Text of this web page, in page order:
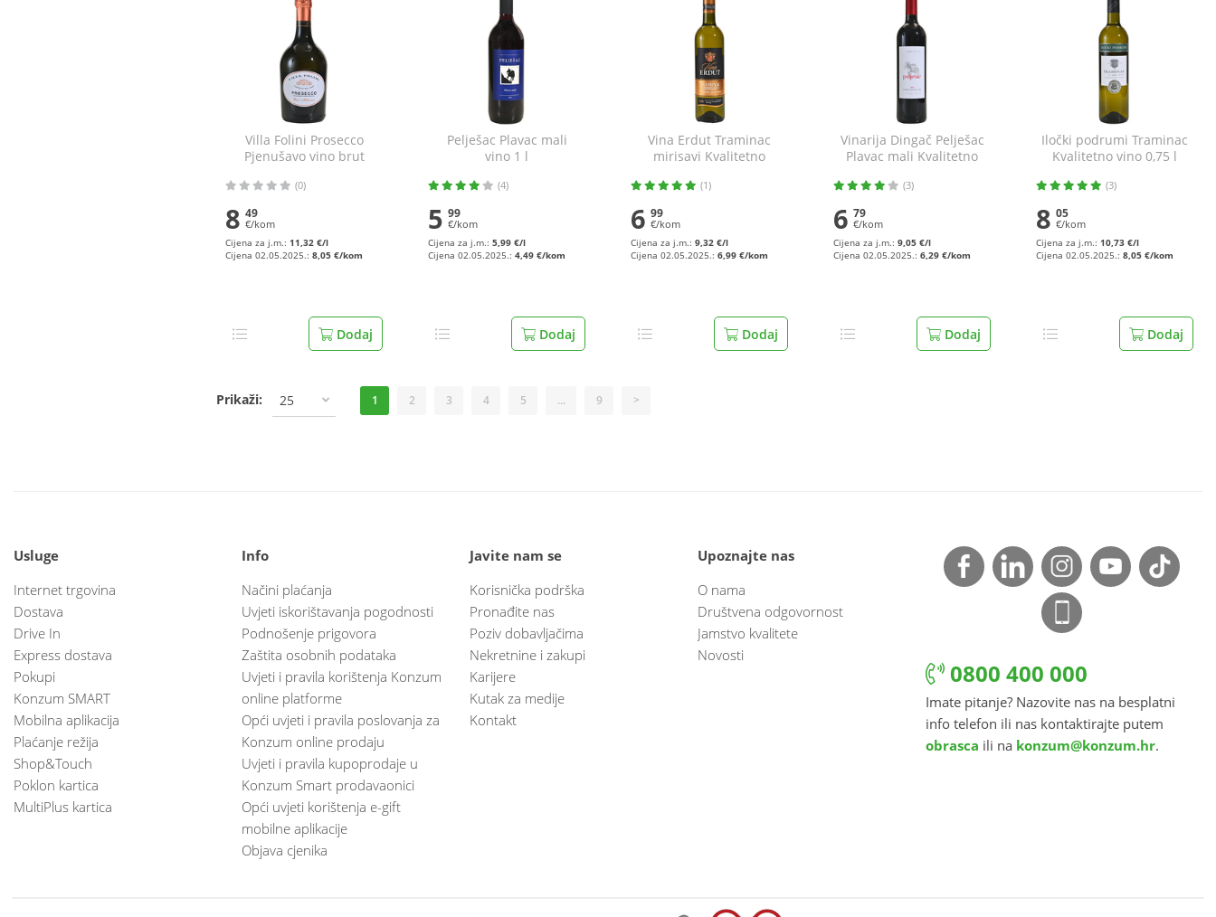
Villa Folini Prosecco
Pjenušavo vino brut
(0)
8 49
€/kom
Cijena za j.m.: 11,32 €/l
Cijena 02.05.2025.: 8,05 €/kom
Dodaj
Pelješac Plavac mali
vino 1 l
(4)
5 99
€/kom
Cijena za j.m.: 5,99 €/l
Cijena 02.05.2025.: 4,49 €/kom
Dodaj
Vina Erdut Traminac
mirisavi Kvalitetno
(1)
6 99
€/kom
Cijena za j.m.: 9,32 €/l
Cijena 02.05.2025.: 6,99 €/kom
Dodaj
Vinarija Dingač Pelješac
Plavac mali Kvalitetno
(3)
6 79
€/kom
Cijena za j.m.: 9,05 €/l
Cijena 02.05.2025.: 6,29 €/kom
Dodaj
Iločki podrumi Traminac
Kvalitetno vino 0,75 l
(3)
8 05
€/kom
Cijena za j.m.: 10,73 €/l
Cijena 02.05.2025.: 8,05 €/kom
Dodaj
Prikaži: 25 1 2 3 4 5 ... 9 >
Usluge
Internet trgovina
Dostava
Drive In
Express dostava
Pokupi
Konzum SMART
Mobilna aplikacija
Plaćanje režija
Shop&Touch
Poklon kartica
MultiPlus kartica
Info
Načini plaćanja
Uvjeti iskorištavanja pogodnosti
Podnošenje prigovora
Zaštita osobnih podataka
Uvjeti i pravila korištenja Konzum
online platforme
Opći uvjeti i pravila poslovanja za
Konzum online prodaju
Uvjeti i pravila kupoprodaje u
Konzum Smart prodavaonici
Opći uvjeti korištenja e-gift
mobilne aplikacije
Objava cjenika
Javite nam se
Korisnička podrška
Pronađite nas
Poziv dobavljačima
Nekretnine i zakupi
Karijere
Kutak za medije
Kontakt
Upoznajte nas
O nama
Društvena odgovornost
Jamstvo kvalitete
Novosti
0800 400 000
Imate pitanje? Nazovite nas na besplatni
info telefon ili nas kontaktirajte putem
obrasca ili na konzum@konzum.hr.